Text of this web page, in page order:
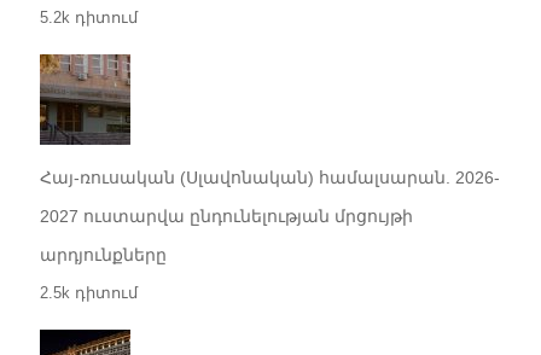
5.2k դիտում
Հայ-ռուսական (Սլավոնական) համալսարան. 2026-
2027 ուստարվա ընդունելության մրցույթի
արդյունքները
2.5k դիտում